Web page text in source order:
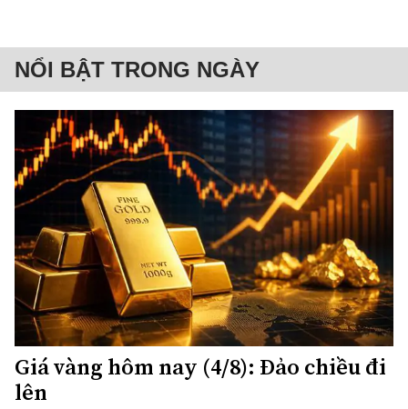
NỔI BẬT TRONG NGÀY
Giá vàng hôm nay (4/8): Đảo chiều đi
lên